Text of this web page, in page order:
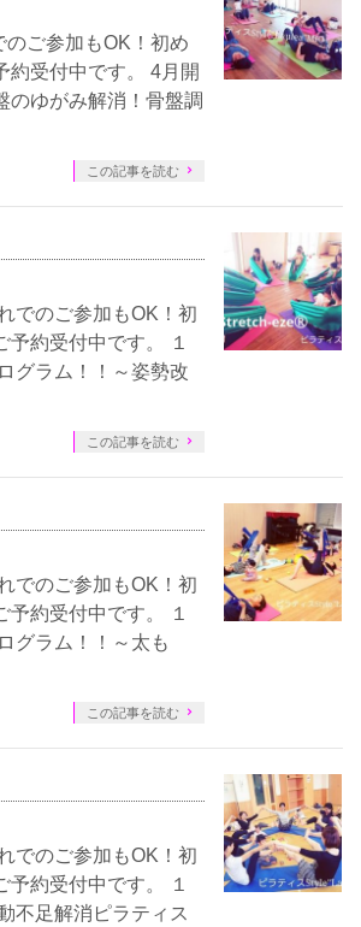
のご参加もOK！初め
約受付中です。 4月開
のゆがみ解消！骨盤調
この記事を読む
でのご参加もOK！初
約受付中です。 １
グラム！！～姿勢改
この記事を読む
でのご参加もOK！初
約受付中です。 １
グラム！！～太も
この記事を読む
でのご参加もOK！初
約受付中です。 １
不足解消ピラティス